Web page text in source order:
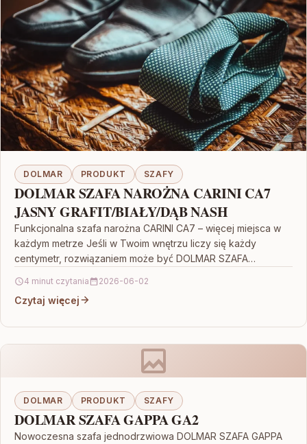
DOLMAR PRODUKT SZAFY
DOLMAR SZAFA NAROŻNA CARINI CA7
JASNY GRAFIT/BIAŁY/DĄB NASH
Funkcjonalna szafa narożna CARINI CA7 – więcej miejsca w
każdym metrze Jeśli w Twoim wnętrzu liczy się każdy
centymetr, rozwiązaniem może być DOLMAR SZAFA…
4 minut czytania 2026-06-02
Czytaj więcej
DOLMAR PRODUKT SZAFY
DOLMAR SZAFA GAPPA GA2
Nowoczesna szafa jednodrzwiowa DOLMAR SZAFA GAPPA